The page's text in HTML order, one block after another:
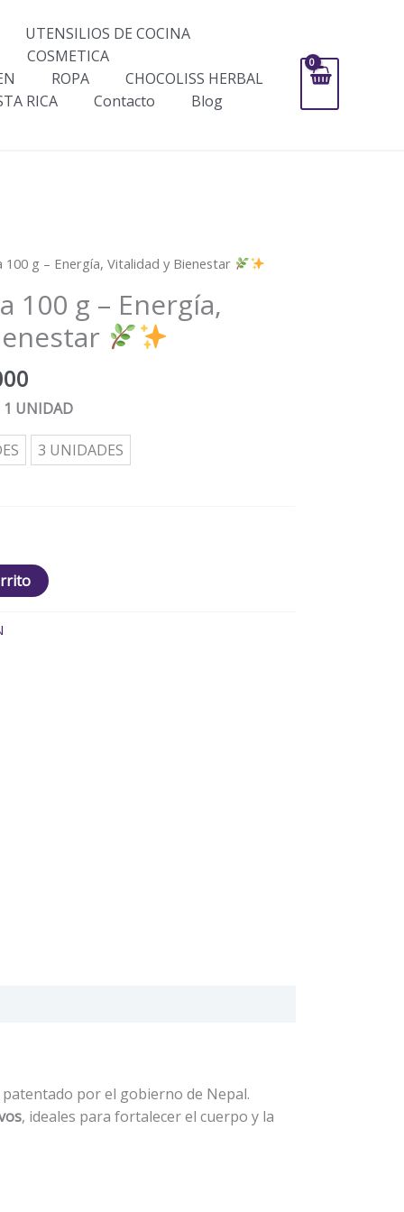
UTENSILIOS DE COCINA
COSMETICA
ROPA
CHOCOLISS HERBAL
RICA Contacto
Blog
100 g – Energía, Vitalidad y Bienestar
100 g – Energía,
Rango
precios:
desde
$79,000
$189,000
1 UNIDAD
3 UNIDADES
por el gobierno de Nepal.
, ideales para fortalecer el cuerpo y la